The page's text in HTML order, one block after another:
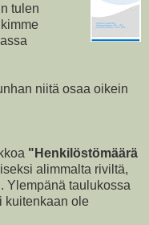
tulen
niitä osaa oikein
"Henkilöstömäärä
alimmalta riviltä,
Ylempänä taulukossa
kuitenkaan ole